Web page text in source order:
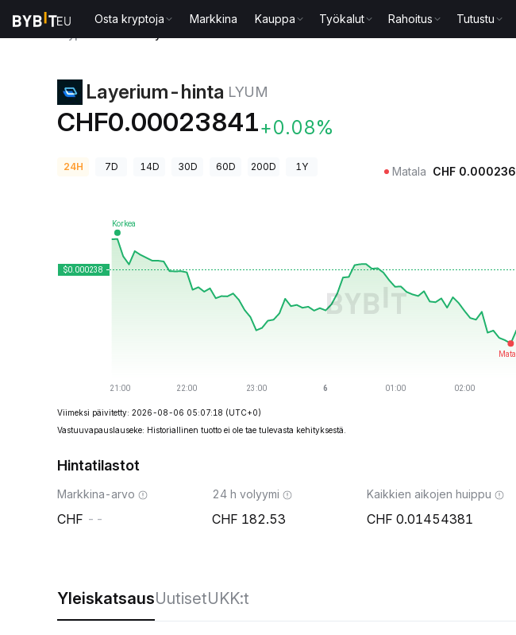
Osta kryptoja Markkina Kauppa Työkalut Rahoitus Tutustu
Layerium-hinta LYUM
CHF0.00023841+0.08%
24H 7D 14D 30D 60D 200D 1Y Matala CHF 0.000236
Viimeksi päivitetty: 2026-08-06 05:07:18 (UTC+0)
Vastuuvapauslauseke: Historiallinen tuotto ei ole tae tulevasta kehityksestä.
Hintatilastot
Markkina-arvo
--
24 h volyymi
182.53
Kaikkien aikojen huippu
0.01454381
YleiskatsausUutisetUKK:t